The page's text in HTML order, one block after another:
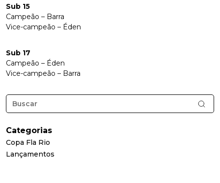
Sub 15
Campeão – Barra
Vice-campeão – Éden
Sub 17
Campeão – Éden
Vice-campeão – Barra
Categorias
Copa Fla Rio
Lançamentos